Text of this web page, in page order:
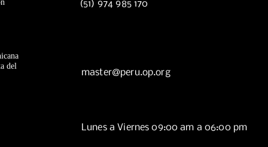
(51) 974 985 170
del
master@peru.op.org
Lunes a Viernes 09:00 am a 06:00 pm